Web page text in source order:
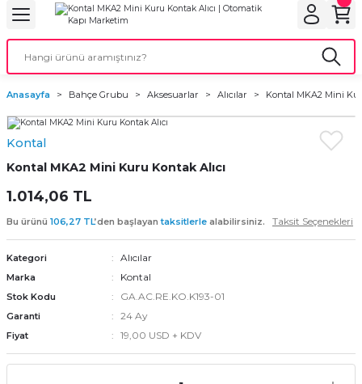
Geri Dön
Geri Dön
Motorlar
(UPS)
Geri Dön
Geri Dön
Geri Dön
Anasayfa Bahçe Grubu Aksesuarlar Alıcılar Kontal MKA2 Mini
Kontal
Kontal MKA2 Mini Kuru Kontak Alıcı
1.014,06 TL
Bu ürünü 106,27 TL’den başlayantaksitlerle alabilirsiniz. Taksit Seçenekleri
Kategori Alıcılar
Marka Kontal
Stok Kodu GA.AC.RE.KO.K193-01
Garanti 24 Ay
Fiyat 19,00 USD + KDV